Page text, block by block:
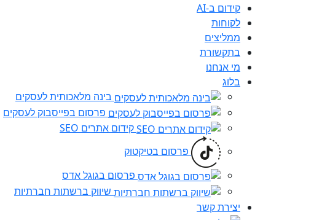
קידום ב-AI
לקוחות
ממליצים
בתקשורת
מי אנחנו
בלוג
בינה מלאכותית לעסקים
פרסום בפייסבוק לעסקים
קידום אתרים SEO
פרסום בטיקטוק
פרסום בגוגל אדס
שיווק ברשתות חברתיות
יצירת קשר